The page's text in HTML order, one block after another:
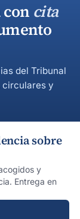
cita
del Tribunal
circulares y
sobre
y
Entrega en